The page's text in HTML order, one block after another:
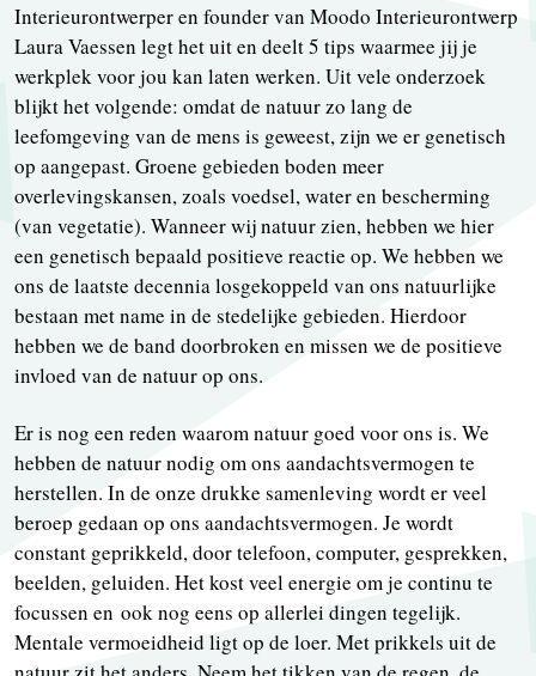
Interieurontwerper en founder van Moodo Interieurontwerp
Laura Vaessen legt het uit en deelt 5 tips waarmee jij je
werkplek voor jou kan laten werken. Uit vele onderzoek
blijkt het volgende: omdat de natuur zo lang de
leefomgeving van de mens is geweest, zijn we er genetisch
op aangepast. Groene gebieden boden meer
overlevingskansen, zoals voedsel, water en bescherming
(van vegetatie). Wanneer wij natuur zien, hebben we hier
een genetisch bepaald positieve reactie op. We hebben we
ons de laatste decennia losgekoppeld van ons natuurlijke
bestaan met name in de stedelijke gebieden. Hierdoor
hebben we de band doorbroken en missen we de positieve
invloed van de natuur op ons.
Er is nog een reden waarom natuur goed voor ons is. We
hebben de natuur nodig om ons aandachtsvermogen te
herstellen. In de onze drukke samenleving wordt er veel
beroep gedaan op ons aandachtsvermogen. Je wordt
constant geprikkeld, door telefoon, computer, gesprekken,
beelden, geluiden. Het kost veel energie om je continu te
focussen en ook nog eens op allerlei dingen tegelijk.
Mentale vermoeidheid ligt op de loer. Met prikkels uit de